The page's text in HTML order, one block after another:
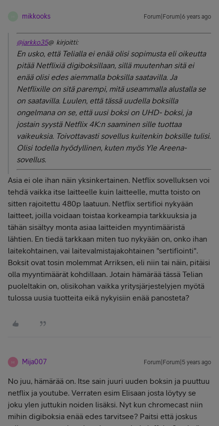
mikkooks Forum|Forum|6 years ago
@jarkko35@ kirjoitti:
En usko, että Telialla ei enää olisi sopimusta eli oikeutta
pitää Netflixiä digiboksillaan, sillä muutenhan sitä ei
enää olisi edes aiemmalla boksilla saatavilla. Ja
Netflixille on sitä parempi, mitä useammalla alustalla se
on saatavilla. Luulen, että tässä uudella boksilla
ongelmana on se, että uusi boksi on UHD- boksi, ja
jostain syystä Netflix 4K:n saaminen sille tuottaa
vaikeuksia. Toivottavasti sovellus kuitenkin boksille tulisi.
Olisi todella hyödyllinen, kuten myös Yle Areena-
sovellus.
Asia ei ole ihan näin yksinkertainen. Netflix sovelluksen voi
tehdä vaikka itse laitteelle kuin laitteelle, mutta toisto on
sitten rajoitettu 480p laatuun. Netflix sertifioi nykyään
laitteet, joilla voidaan toistaa korkeampia tarkkuuksia ja
tähän sisältyy monta asiaa laitteiden myyntimääristä
lähtien. En tiedä tarkkaan miten tuo nykyään on, onko ihan
laitekohtainen, vai laitevalmistajakohtainen "sertifiointi".
Boksit ovat tosin molemmat Arriksen, eli niin tai näin, pitäisi
olla myyntimäärät kohdillaan. Jotain hämärää tässä Telian
puoleltakin on, olisikohan vaikka yritysjärjestelyjen myötä
tulossa uusia tuotteita eikä nykyisiin enää panosteta?
M Mija007 Forum|Forum|5 years ago
No juu, hämärää on. Itse sain juuri uuden boksin ja puuttuu
netflix ja youtube. Verraten esim Elisaan josta löytyy se
joku ylen juttukin noiden lisäksi. Nyt kun chromecast niin
mihin digiboksia enää edes tarvitsee? Paitsi että joskus